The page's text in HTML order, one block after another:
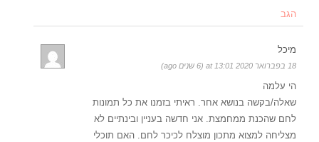
הגב
מיכל
18 בפברואר 2020 at 13:01 (6 שנים ago)
הי עלמה
שאלה/בקשה בנושא אחר. ראיתי בזמנו את כל תמונות
לחם שהכנת ממחמצת. אני חדשה בעניין ובינתיים לא
מצליחה למצוא מתכון מוצלח לכיכר לחם. האם תוכלי